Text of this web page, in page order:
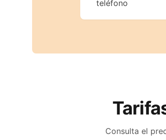
teléfono
Consulta el